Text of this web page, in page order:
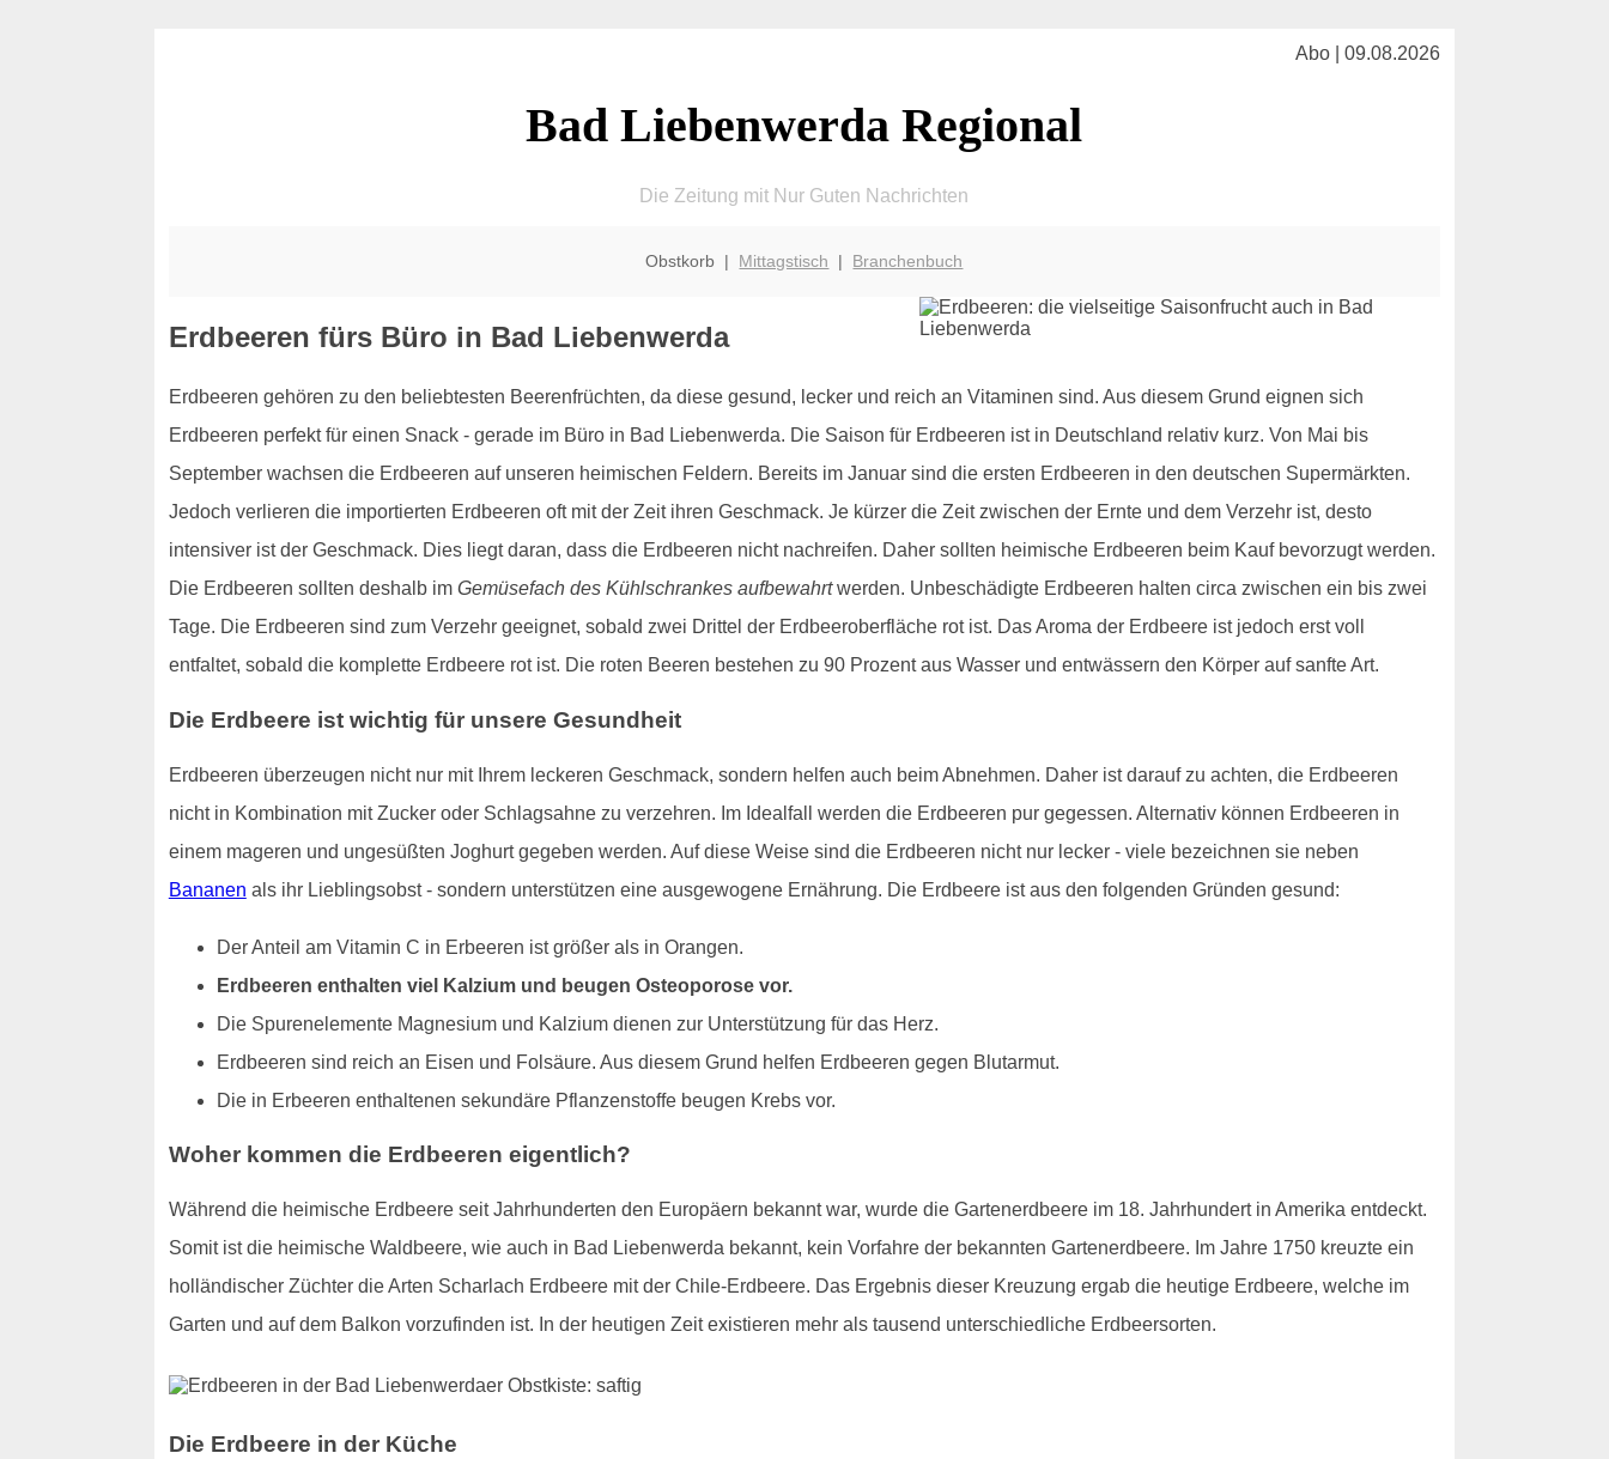
Abo | 09.08.2026
Bad Liebenwerda Regional
Die Zeitung mit Nur Guten Nachrichten
Obstkorb | Mittagstisch | Branchenbuch
Erdbeeren fürs Büro in Bad Liebenwerda
Erdbeeren gehören zu den beliebtesten Beerenfrüchten, da diese gesund, lecker und reich an Vitaminen sind. Aus diesem Grund eignen sich
Erdbeeren perfekt für einen Snack - gerade im Büro in Bad Liebenwerda. Die Saison für Erdbeeren ist in Deutschland relativ kurz. Von Mai bis
September wachsen die Erdbeeren auf unseren heimischen Feldern. Bereits im Januar sind die ersten Erdbeeren in den deutschen Supermärkten.
Jedoch verlieren die importierten Erdbeeren oft mit der Zeit ihren Geschmack. Je kürzer die Zeit zwischen der Ernte und dem Verzehr ist, desto
intensiver ist der Geschmack. Dies liegt daran, dass die Erdbeeren nicht nachreifen. Daher sollten heimische Erdbeeren beim Kauf bevorzugt werden.
Die Erdbeeren sollten deshalb im Gemüsefach des Kühlschrankes aufbewahrtwerden. Unbeschädigte Erdbeeren halten circa zwischen ein bis zwei
Tage. Die Erdbeeren sind zum Verzehr geeignet, sobald zwei Drittel der Erdbeeroberfläche rot ist. Das Aroma der Erdbeere ist jedoch erst voll
entfaltet, sobald die komplette Erdbeere rot ist. Die roten Beeren bestehen zu 90 Prozent aus Wasser und entwässern den Körper auf sanfte Art.
Die Erdbeere ist wichtig für unsere Gesundheit
Erdbeeren überzeugen nicht nur mit Ihrem leckeren Geschmack, sondern helfen auch beim Abnehmen. Daher ist darauf zu achten, die Erdbeeren
nicht in Kombination mit Zucker oder Schlagsahne zu verzehren. Im Idealfall werden die Erdbeeren pur gegessen. Alternativ können Erdbeeren in
einem mageren und ungesüßten Joghurt gegeben werden. Auf diese Weise sind die Erdbeeren nicht nur lecker - viele bezeichnen sie neben
Bananen als ihr Lieblingsobst - sondern unterstützen eine ausgewogene Ernährung. Die Erdbeere ist aus den folgenden Gründen gesund:
Der Anteil am Vitamin C in Erbeeren ist größer als in Orangen.
Erdbeeren enthalten viel Kalzium und beugen Osteoporose vor.
Die Spurenelemente Magnesium und Kalzium dienen zur Unterstützung für das Herz.
Erdbeeren sind reich an Eisen und Folsäure. Aus diesem Grund helfen Erdbeeren gegen Blutarmut.
Die in Erbeeren enthaltenen sekundäre Pflanzenstoffe beugen Krebs vor.
Woher kommen die Erdbeeren eigentlich?
Während die heimische Erdbeere seit Jahrhunderten den Europäern bekannt war, wurde die Gartenerdbeere im 18. Jahrhundert in Amerika entdeckt.
Somit ist die heimische Waldbeere, wie auch in Bad Liebenwerda bekannt, kein Vorfahre der bekannten Gartenerdbeere. Im Jahre 1750 kreuzte ein
holländischer Züchter die Arten Scharlach Erdbeere mit der Chile-Erdbeere. Das Ergebnis dieser Kreuzung ergab die heutige Erdbeere, welche im
Garten und auf dem Balkon vorzufinden ist. In der heutigen Zeit existieren mehr als tausend unterschiedliche Erdbeersorten.
Die Erdbeere in der Küche